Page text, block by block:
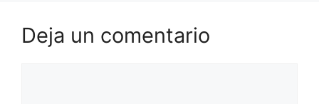
Deja un comentario